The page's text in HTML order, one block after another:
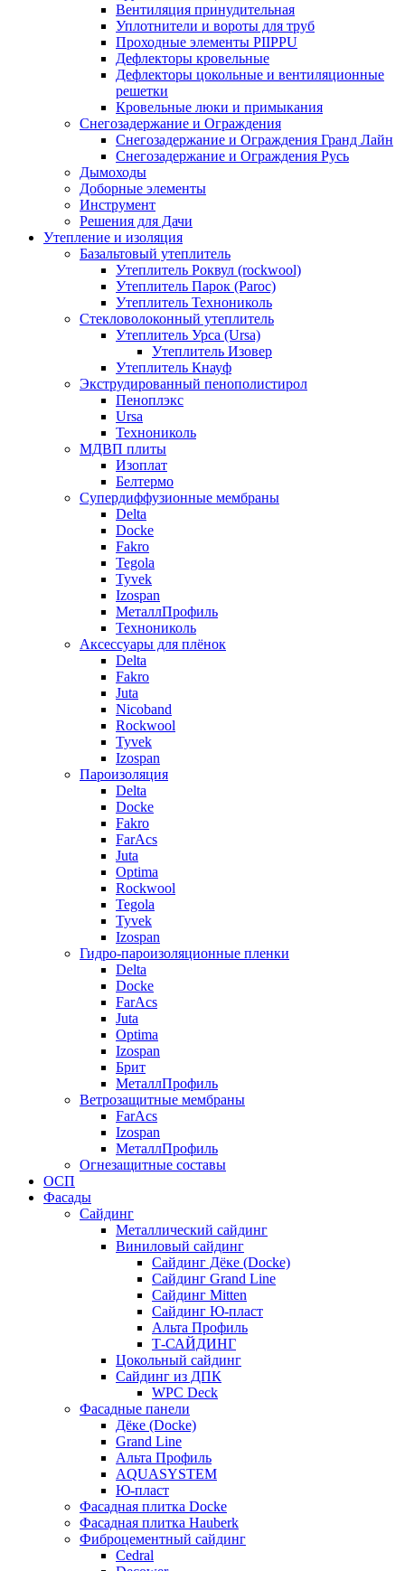
Вентиляция принудительная
Уплотнители и вороты для труб
Проходные элементы PIIPPU
Дефлекторы кровельные
Дефлекторы цокольные и вентиляционные
решетки
Кровельные люки и примыкания
Снегозадержание и Ограждения
Снегозадержание и Ограждения Гранд Лайн
Снегозадержание и Ограждения Русь
Дымоходы
Доборные элементы
Инструмент
Решения для Дачи
Утепление и изоляция
Базальтовый утеплитель
Утеплитель Роквул (rockwool)
Утеплитель Парок (Paroc)
Утеплитель Технониколь
Стекловолоконный утеплитель
Утеплитель Урса (Ursa)
Утеплитель Изовер
Утеплитель Кнауф
Экструдированный пенополистирол
Пеноплэкс
Ursa
Технониколь
МДВП плиты
Изоплат
Белтермо
Супердиффузионные мембраны
Delta
Docke
Fakro
Tegola
Tyvek
Izospan
МеталлПрофиль
Технониколь
Аксессуары для плёнок
Delta
Fakro
Juta
Nicoband
Rockwool
Tyvek
Izospan
Пароизоляция
Delta
Docke
Fakro
FarAcs
Juta
Optima
Rockwool
Tegola
Tyvek
Izospan
Гидро-пароизоляционные пленки
Delta
Docke
FarAcs
Juta
Optima
Izospan
Брит
МеталлПрофиль
Ветрозащитные мембраны
FarAcs
Izospan
МеталлПрофиль
Огнезащитные составы
ОСП
Фасады
Сайдинг
Металлический сайдинг
Виниловый сайдинг
Сайдинг Дёке (Docke)
Сайдинг Grand Line
Сайдинг Mitten
Сайдинг Ю-пласт
Альта Профиль
Т-САЙДИНГ
Цокольный сайдинг
Сайдинг из ДПК
WPC Deck
Фасадные панели
Дёке (Docke)
Grand Line
Альта Профиль
AQUASYSTEM
Ю-пласт
Фасадная плитка Docke
Фасадная плитка Hauberk
Фиброцементный сайдинг
Cedral